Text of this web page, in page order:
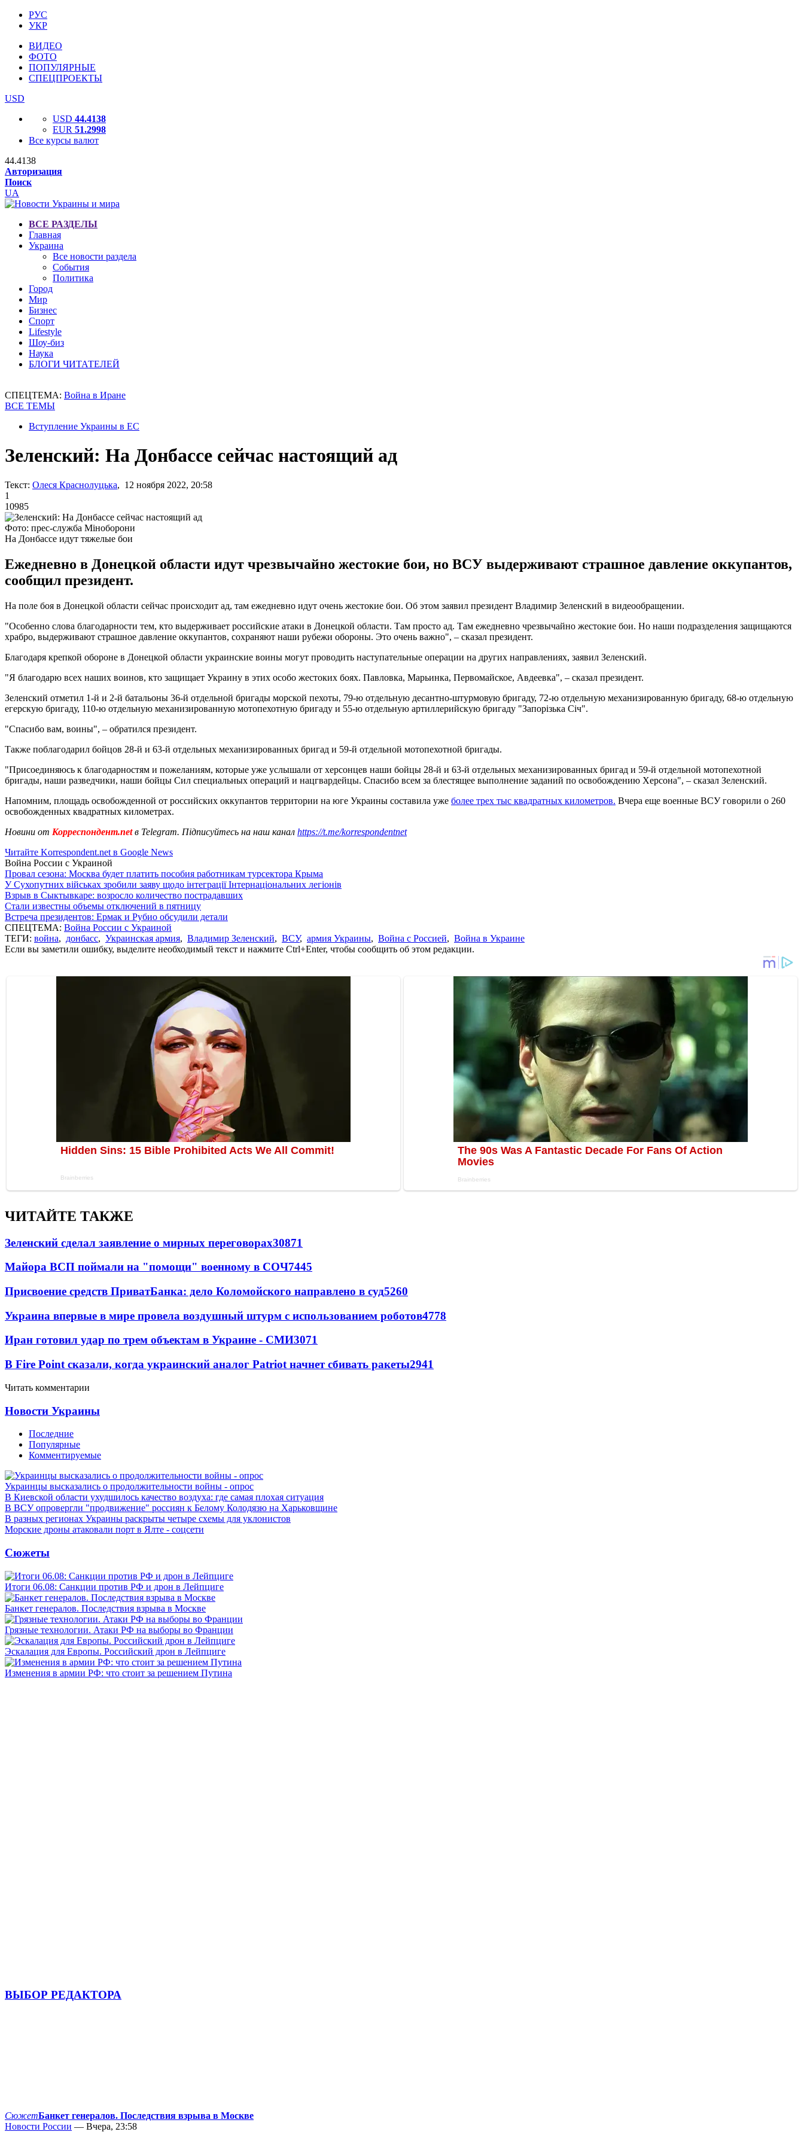
РУС
УКР
ВИДЕО
ФОТО
ПОПУЛЯРНЫЕ
СПЕЦПРОЕКТЫ
USD
USD 44.4138
EUR 51.2998
Все курсы валют
44.4138
Авторизация
Поиск
UA
ВСЕ РАЗДЕЛЫ
Главная
Украина
Все новости раздела
События
Политика
Город
Мир
Бизнес
Спорт
Lifestyle
Шоу-биз
Наука
БЛОГИ ЧИТАТЕЛЕЙ
СПЕЦТЕМА: Война в Иране
ВСЕ ТЕМЫ
Вступление Украины в ЕС
Зеленский: На Донбассе сейчас настоящий ад
Текст: Олеся Краснолуцька, 12 ноября 2022, 20:58
1
10985
Фото: прес-служба Міноборони
На Донбассе идут тяжелые бои
Ежедневно в Донецкой области идут чрезвычайно жестокие бои, но ВСУ выдерживают страшное давление оккупантов,
сообщил президент.
На поле боя в Донецкой области сейчас происходит ад, там ежедневно идут очень жестокие бои. Об этом заявил президент Владимир Зеленский в видеообращении.
"Особенно слова благодарности тем, кто выдерживает российские атаки в Донецкой области. Там просто ад. Там ежедневно чрезвычайно жестокие бои. Но наши подразделения защищаются
храбро, выдерживают страшное давление оккупантов, сохраняют наши рубежи обороны. Это очень важно", – сказал президент.
Благодаря крепкой обороне в Донецкой области украинские воины могут проводить наступательные операции на других направлениях, заявил Зеленский.
"Я благодарю всех наших воинов, кто защищает Украину в этих особо жестоких боях. Павловка, Марьинка, Первомайское, Авдеевка", – сказал президент.
Зеленский отметил 1-й и 2-й батальоны 36-й отдельной бригады морской пехоты, 79-ю отдельную десантно-штурмовую бригаду, 72-ю отдельную механизированную бригаду, 68-ю отдельную
егерскую бригаду, 110-ю отдельную механизированную мотопехотную бригаду и 55-ю отдельную артиллерийскую бригаду "Запорізька Січ".
"Спасибо вам, воины", – обратился президент.
Также поблагодарил бойцов 28-й и 63-й отдельных механизированных бригад и 59-й отдельной мотопехотной бригады.
"Присоединяюсь к благодарностям и пожеланиям, которые уже услышали от херсонцев наши бойцы 28-й и 63-й отдельных механизированных бригад и 59-й отдельной мотопехотной
бригады, наши разведчики, наши бойцы Сил специальных операций и нацгвардейцы. Спасибо всем за блестящее выполнение заданий по освобождению Херсона", – сказал Зеленский.
Напомним, площадь освобожденной от российских оккупантов территории на юге Украины составила уже более трех тыс квадратных километров. Вчера еще военные ВСУ говорили о 260
освобожденных квадратных километрах.
Новини от Корреспондент.netв Telegram. Підписуйтесь на наш канал https://t.me/korrespondentnet
Читайте Korrespondent.net в Google News
Война России с Украиной
Провал сезона: Москва будет платить пособия работникам турсектора Крыма
У Сухопутних військах зробили заяву щодо інтеграції Інтернаціональних легіонів
Взрыв в Сыктывкаре: возросло количество пострадавших
Стали известны объемы отключений в пятницу
Встреча президентов: Ермак и Рубио обсудили детали
СПЕЦТЕМА: Война России с Украиной
ТЕГИ: война, донбасс, Украинская армия, Владимир Зеленский, ВСУ, армия Украины, Война с Россией, Война в Украине
Если вы заметили ошибку, выделите необходимый текст и нажмите Ctrl+Enter, чтобы сообщить об этом редакции.
ЧИТАЙТЕ ТАКЖЕ
Зеленский сделал заявление о мирных переговорах30871
Майора ВСП поймали на "помощи" военному в СОЧ7445
Присвоение средств ПриватБанка: дело Коломойского направлено в суд5260
Украина впервые в мире провела воздушный штурм с использованием роботов4778
Иран готовил удар по трем объектам в Украине - СМИ3071
В Fire Point сказали, когда украинский аналог Patriot начнет сбивать ракеты2941
Читать комментарии
Новости Украины
Последние
Популярные
Комментируемые
Украинцы высказались о продолжительности войны - опрос
В Киевской области ухудшилось качество воздуха: где самая плохая ситуация
В ВСУ опровергли "продвижение" россиян к Белому Колодязю на Харьковщине
В разных регионах Украины раскрыты четыре схемы для уклонистов
Морские дроны атаковали порт в Ялте - соцсети
Сюжеты
Итоги 06.08: Санкции против РФ и дрон в Лейпциге
Банкет генералов. Последствия взрыва в Москве
Грязные технологии. Атаки РФ на выборы во Франции
Эскалация для Европы. Российский дрон в Лейпциге
Изменения в армии РФ: что стоит за решением Путина
ВЫБОР РЕДАКТОРА
СюжетБанкет генералов. Последствия взрыва в Москве
Новости России — Вчера, 23:58